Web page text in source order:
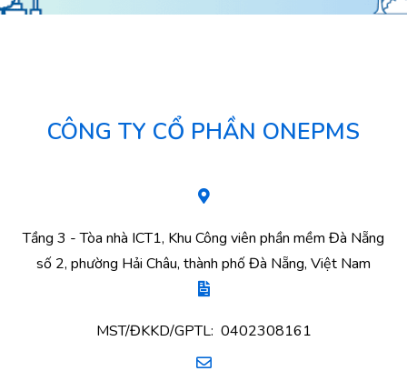
CÔNG TY CỔ PHẦN ONEPMS
Tầng 3 - Tòa nhà ICT1, Khu Công viên phần mềm Đà Nẵng
số 2, phường Hải Châu, thành phố Đà Nẵng, Việt Nam
MST/ĐKKD/GPTL: 0402308161